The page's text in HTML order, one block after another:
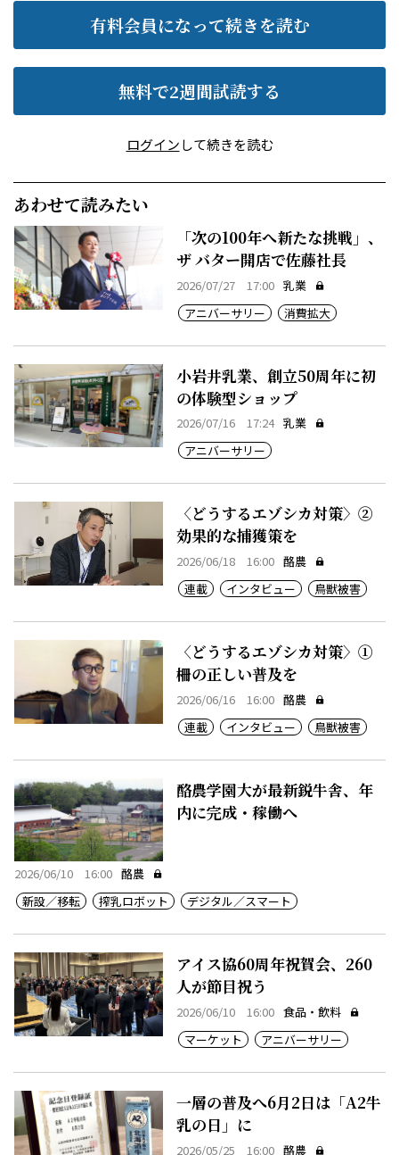
有料会員になって続きを読む
無料で2週間試読する
ログインして続きを読む
あわせて読みたい
「次の100年へ新たな挑戦」、
ザ バター開店で佐藤社長
2026/07/27 17:00 乳業
アニバーサリー
消費拡大
小岩井乳業、創立50周年に初
の体験型ショップ
2026/07/16 17:24 乳業
アニバーサリー
〈どうするエゾシカ対策〉②
効果的な捕獲策を
2026/06/18 16:00 酪農
連載
インタビュー 鳥獣被害
〈どうするエゾシカ対策〉①
柵の正しい普及を
2026/06/16 16:00 酪農
連載
インタビュー 鳥獣被害
酪農学園大が最新鋭牛舎、年
内に完成・稼働へ
2026/06/10 16:00 酪農
新設／移転
搾乳ロボット デジタル／スマート
アイス協60周年祝賀会、260
人が節目祝う
2026/06/10 16:00 食品・飲料
マーケット
アニバーサリー
一層の普及へ6月2日は「A2牛
乳の日」に
2026/05/25 16:00 酪農